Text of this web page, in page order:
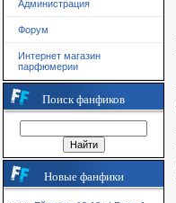
Администрация
Форум
Интернет магазин
парфюмерии
Поиск фанфиков
Новые фанфики